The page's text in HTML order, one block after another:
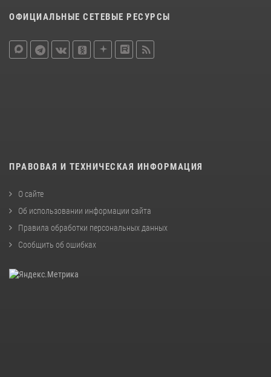
ОФИЦИАЛЬНЫЕ СЕТЕВЫЕ РЕСУРСЫ
ПРАВОВАЯ И ТЕХНИЧЕСКАЯ ИНФОРМАЦИЯ
О сайте
Об использовании информации сайта
Правила обработки персональных данных
Сообщить об ошибках